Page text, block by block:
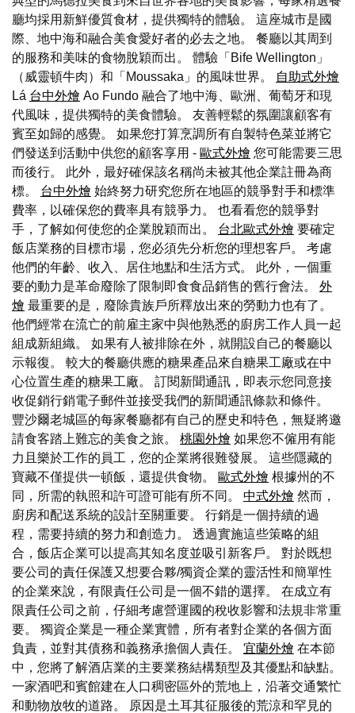
廳均採用新鮮優質食材，提供獨特的體驗。 這座城市是國
際、地中海和融合美食愛好者的必去之地。 餐廳以其周到
的服務和美味的食物脫穎而出。 體驗「Bife Wellington」
（威靈頓牛肉）和「Moussaka」的風味世界。
自助式外燴
Lá 台中外燴 Ao Fundo 融合了地中海、歐洲、葡萄牙和現
代風味，提供獨特的美食體驗。 友善輕鬆的氛圍讓顧客有
賓至如歸的感覺。 如果您打算烹調所有自製特色菜並將它
們發送到活動中供您的顧客享用 - 歐式外燴 您可能需要三思
而後行。 此外，最好確保該名稱尚未被其他企業註冊為商
標。 台中外燴 始終努力研究您所在地區的競爭對手和標準
費率，以確保您的費率具有競爭力。 也看看您的競爭對
手，了解如何使您的企業脫穎而出。 台北歐式外燴 要確定
飯店業務的目標市場，您必須先分析您的理想客戶。 考慮
他們的年齡、收入、居住地點和生活方式。 此外，一個重
要的動力是革命廢除了限制即食食品銷售的舊行會法。 外
燴 最重要的是，廢除貴族戶所釋放出來的勞動力也有了。
他們經常在流亡的前雇主家中與他熟悉的廚房工作人員一起
組成新組織。 如果有人被排除在外，就開設自己的餐廳以
示報復。 較大的餐廳供應的糖果產品來自糖果工廠或在中
心位置生產的糖果工廠。 訂閱新聞通訊，即表示您同意接
收促銷行銷電子郵件並接受我們的新聞通訊條款和條件。
豐沙爾老城區的每家餐廳都有自己的歷史和特色，無疑將邀
請食客踏上難忘的美食之旅。 桃園外燴 如果您不僱用有能
力且樂於工作的員工，您的企業將很難發展。 這些隱藏的
寶藏不僅提供一頓飯，還提供食物。
歐式外燴 根據州的不
同，所需的執照和許可證可能有所不同。 中式外燴 然而，
廚房和配送系統的設計至關重要。 行銷是一個持續的過
程，需要持續的努力和創造力。 透過實施這些策略的組
合，飯店企業可以提高其知名度並吸引新客戶。 對於既想
要公司的責任保護又想要合夥/獨資企業的靈活性和簡單性
的企業來說，有限責任公司是一個不錯的選擇。 在成立有
限責任公司之前，仔細考慮營運國的稅收影響和法規非常重
要。 獨資企業是一種企業實體，所有者對企業的各個方面
負責，並對其債務和義務承擔個人責任。 宜蘭外燴 在本節
中，您將了解酒店業的主要業務結構類型及其優點和缺點。
一家酒吧和賓館建在人口稠密區外的荒地上，沿著交通繁忙
和動物放牧的道路。 原因是土耳其征服後的荒涼和罕見的